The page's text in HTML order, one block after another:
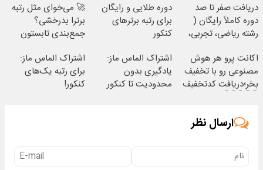
دریافت صفر تا صد
دوره کاملاً رایگان (
رشته ریاضی، تجربی،
دوره طلایی و رایگان
برای رتبه برترهای
کنکور
🚀 می‌خوای مثل رتبه
برترا بدرخشی؟
جمع‌بندی تابستون
اکانت پرو هر هوش
مصنوعی رو با تخفیف
بخر؛دریافت کدتخفیف
اشتراک الماس ماز:
یادگیری بدون
محدودیت تا کنکور
اشتراک الماس ماز:
برای رتبه یک‌های
کنکور!
ارسال نظر